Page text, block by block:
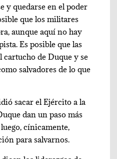
y quedarse en el poder
que los militares
aunque aquí no hay
Es posible que las
cartucho de Duque y se
salvadores de lo que
sacar el Ejército a la
dan un paso más
cínicamente,
para salvarnos.